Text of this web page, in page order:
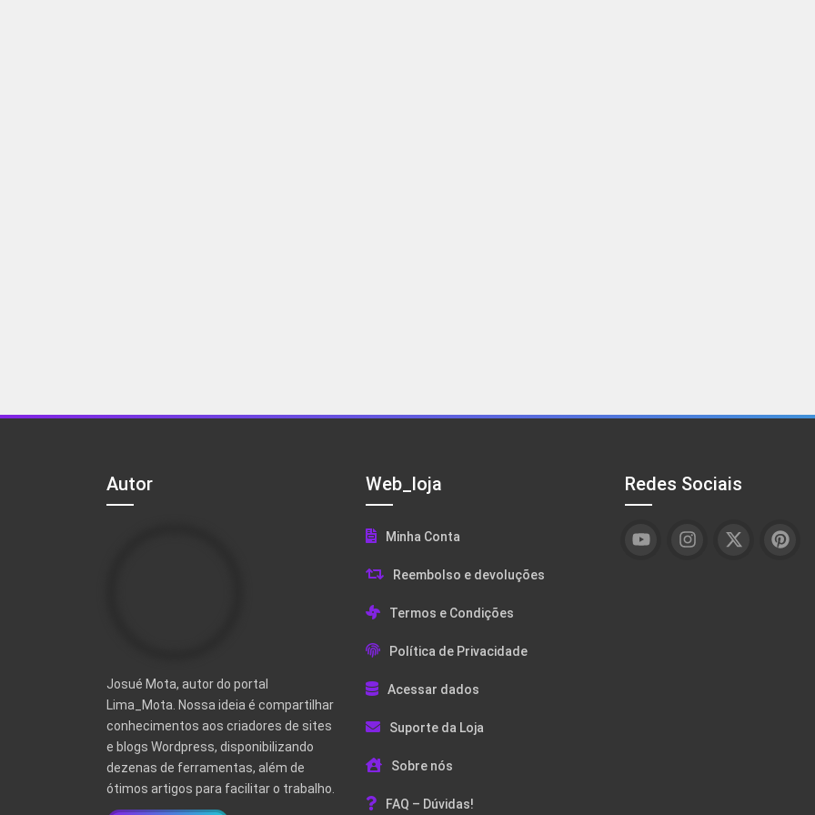
Autor
Josué Mota, autor do portal
Lima_Mota. Nossa ideia é compartilhar
conhecimentos aos criadores de sites
e blogs Wordpress, disponibilizando
dezenas de ferramentas, além de
ótimos artigos para facilitar o trabalho.
Web_loja
Minha Conta
Reembolso e devoluções
Termos e Condições
Política de Privacidade
Acessar dados
Suporte da Loja
Sobre nós
FAQ – Dúvidas!
Redes Sociais